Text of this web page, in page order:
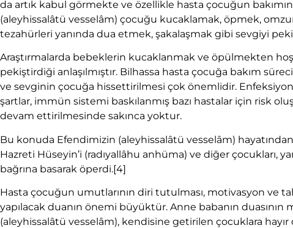
da artık kabul görmekte ve özellikle hasta çocuğun
(aleyhissalâtü vesselâm) çocuğu kucaklamak, öpmek,
tezahürleri yanında dua etmek, şakalaşmak gibi sevgiyi
Araştırmalarda bebeklerin kucaklanmak ve öpülmekten
pekiştirdiği anlaşılmıştır. Bilhassa hasta çocuğa bakım
ve sevginin çocuğa hissettirilmesi çok önemlidir.
şartlar, immün sistemi baskılanmış bazı hastalar için risk
devam ettirilmesinde sakınca yoktur.
Bu konuda Efendimizin (aleyhissalâtü vesselâm)
Hazreti Hüseyin’i (radıyallâhu anhüma) ve diğer çocukları,
bağrına basarak öperdi.[4]
Hasta çocuğun umutlarının diri tutulması, motivasyon ve
yapılacak duanın önemi büyüktür. Anne babanın
(aleyhissalâtü vesselâm), kendisine getirilen çocuklara